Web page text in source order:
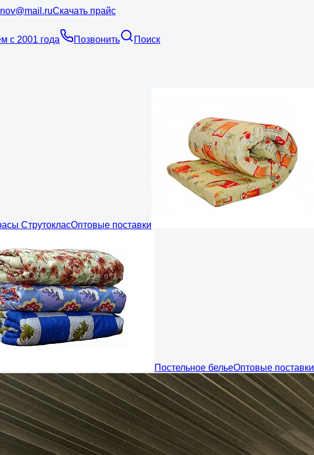
Скачать прайс
с 2001 года Позвонить
Поиск
СтрутокласОптовые поставки
Постельное бельеОптовые поставки